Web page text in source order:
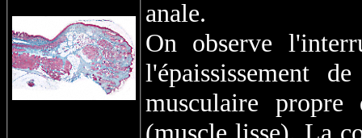
anale.
On observe
l'épaississement
musculaire